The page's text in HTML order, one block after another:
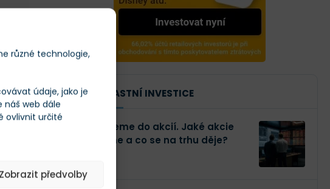
různé technologie,
údaje, jako je
náš web dále
ovlivnit určité
Zobrazit předvolby
NAŠE VLASTNÍ INVESTICE
Investujeme do akcií. Jaké akcie
kupujeme a co se na trhu děje?